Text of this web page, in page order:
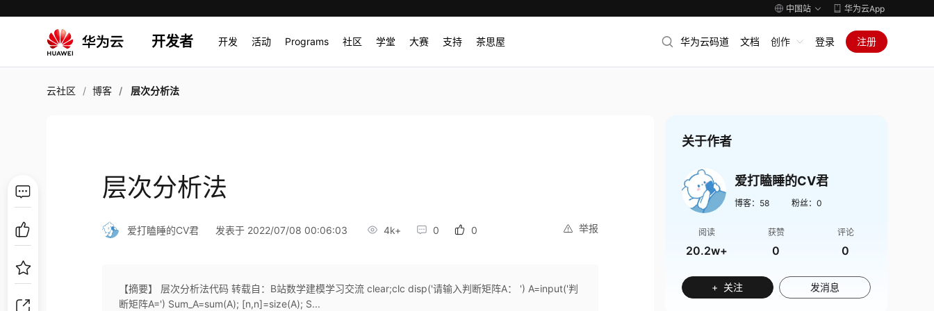
中国站 华为云App
开发者 开发 活动 Programs 社区 学堂 大赛 支持 茶思屋 华为云码道 文档 创作 登录 注册
云社区 博客 层次分析法
层次分析法
举报
爱打瞌睡的CV君 发表于 2022/07/08 00:06:03 4k+ 0 0
【摘要】 层次分析法代码 转载自：B站数学建模学习交流 clear;clc disp('请输入判断矩阵A： ') A=input('判
断矩阵A=') Sum_A=sum(A); [n,n]=size(A); S...
关于作者
爱打瞌睡的CV君
博客： 58 粉丝： 0
阅读
20.2w+
获赞
0
评论
0
+ 关注 发消息